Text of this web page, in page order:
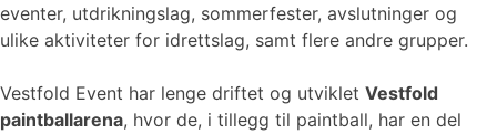
eventer, utdrikningslag, sommerfester, avslutninger og
ulike aktiviteter for idrettslag, samt flere andre grupper.
Vestfold Event har lenge driftet og utviklet Vestfold
paintballarena, hvor de, i tillegg til paintball, har en del